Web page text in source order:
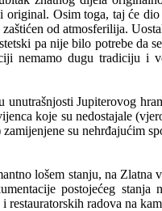
original. Osim toga, taj će
od atmosferilija.
pa nije bilo potrebe da
nemamo dugu tradiciju i
unutrašnjosti Jupiterovog
koje su nedostajale
su nehrđajućim
lošem stanju, na Zlatna
postojećeg
restauratorskih radova na